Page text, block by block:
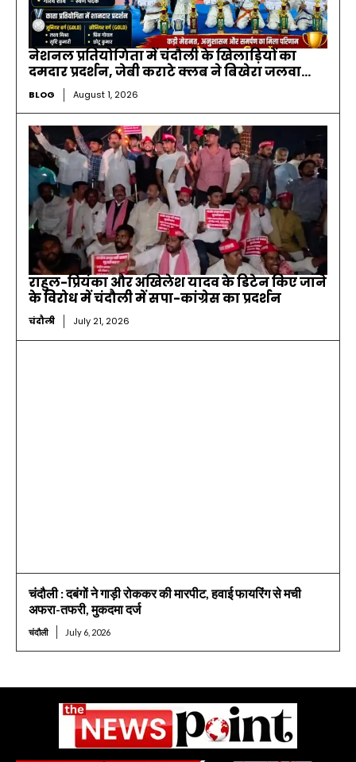
नेशनल प्रतियोगिता में चंदौली के खिलाड़ियों का
दमदार प्रदर्शन, जेबी कराटे क्लब ने बिखेरा जलवा…
BLOG August 1, 2026
राहुल-प्रियंका और अखिलेश यादव के डिटेन किए जाने
के विरोध में चंदौली में सपा-कांग्रेस का प्रदर्शन
चंदौली July 21, 2026
चंदौली : दबंगों ने गाड़ी रोककर की मारपीट, हवाई फायरिंग से मची
अफरा-तफरी, मुकदमा दर्ज
चंदौली July 6, 2026